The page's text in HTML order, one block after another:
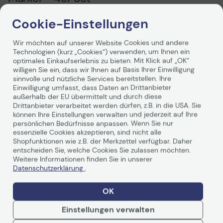
Der STAEDTLER Lumocolor Whiteboard Marker im
praktischen 4er Set bietet Ihnen eine vielseitige und
zuverlässige Lösung für Ihre Schreib- und
Zeichenvorhaben auf Whiteboards, Glas und Porzellan.
Mit einer Linienbreite von ca. 2.0 mm sind diese Marker
ideal für präzise und klare Beschriftungen. Die Farben
Schwarz, Rot, Blau und Grün ermöglichen Ihnen eine
ansprechende Gestaltung Ihrer Präsentationen und
Notizen. Ein herausragendes Merkmal dieser Marker ist
ihre Fähigkeit, trocken und rückstandsfrei von den
beschriebenen Oberflächen abgewischt zu werden. Dies
sorgt für eine saubere und ordentliche
Arbeitsumgebung, ohne dass unschöne Rückstände
zurückbleiben. Zudem sind die Marker schnelltrocknend
und geruchsarm, was den Einsatz in geschlossenen
Räumen besonders angenehm macht. Die DRY SAFE
offen liegen bleiben können, ohne einzutrocknen. Dies ist
besonders praktisch für den täglichen Gebrauch in
Büros oder Schulen, wo die Marker oft in Gebrauch sind.
Darüber hinaus sind die STAEDTLER Lumocolor Marker
Weiterlesen
Technische Daten
Allgemein
Hersteller
STAEDTLER
Herst. Art. Nr.
351 WP4
4007817328934,
4007817351437
Cookie-Einstellungen
Wir möchten auf unserer Website Cookies und andere
Technologien (kurz „Cookies“) verwenden, um Ihnen ein
optimales Einkaufserlebnis zu bieten. Mit Klick auf „OK“
willigen Sie ein, dass wir Ihnen auf Basis Ihrer Einwilligung
sinnvolle und nützliche Services bereitstellen. Ihre
Einwilligung umfasst, dass Daten an Drittanbieter
außerhalb der EU übermittelt und durch diese
Drittanbieter verarbeitet werden dürfen, z.B. in die USA. Sie
können Ihre Einstellungen verwalten und jederzeit auf Ihre
persönlichen Bedürfnisse anpassen. Wenn Sie nur
essenzielle Cookies akzeptieren, sind nicht alle
Shopfunktionen wie z.B. der Merkzettel verfügbar. Daher
entscheiden Sie, welche Cookies Sie zulassen möchten.
Weitere Informationen finden Sie in unserer
Datenschutzerklärung .
OK
Einstellungen verwalten